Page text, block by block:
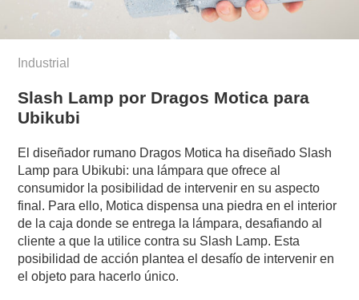
Industrial
Slash Lamp por Dragos Motica para
Ubikubi
El diseñador rumano Dragos Motica ha diseñado Slash
Lamp para Ubikubi: una lámpara que ofrece al
consumidor la posibilidad de intervenir en su aspecto
final. Para ello, Motica dispensa una piedra en el interior
de la caja donde se entrega la lámpara, desafiando al
cliente a que la utilice contra su Slash Lamp. Esta
posibilidad de acción plantea el desafío de intervenir en
el objeto para hacerlo único.